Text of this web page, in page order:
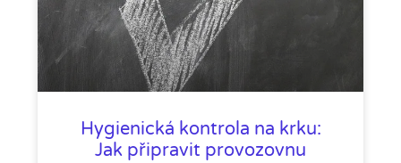
Hygienická kontrola na krku:
Jak připravit provozovnu